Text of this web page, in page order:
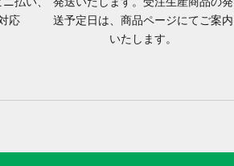
応
送予定日は、商品ページにてご案内
いたします。